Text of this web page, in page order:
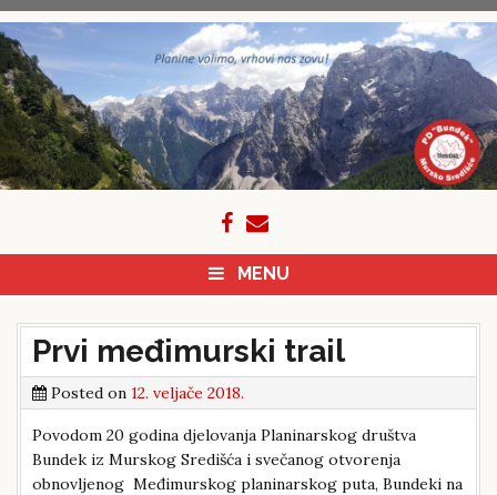
Skip
to
content
MENU
Prvi međimurski trail
Posted on 12. veljače 2018.
Povodom 20 godina djelovanja Planinarskog društva
Bundek iz Murskog Središća i svečanog otvorenja
obnovljenog Međimurskog planinarskog puta, Bundeki na